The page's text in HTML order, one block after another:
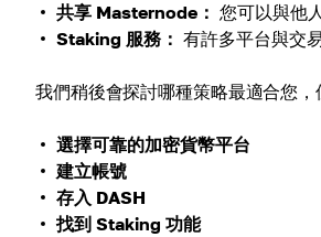
共享 Masternode： 您可以與他
Staking 服務： 有許多平台與交
我們稍後會探討哪種策略最適合您
選擇可靠的加密貨幣平台
建立帳號
存入 DASH
找到 Staking 功能